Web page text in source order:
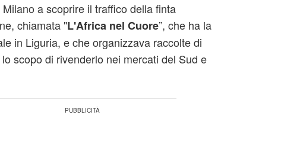
a scoprire il traffico della finta
chiamata "L'Africa nel Cuore”, che ha la
in Liguria, e che organizzava raccolte di
scopo di rivenderlo nei mercati del Sud e